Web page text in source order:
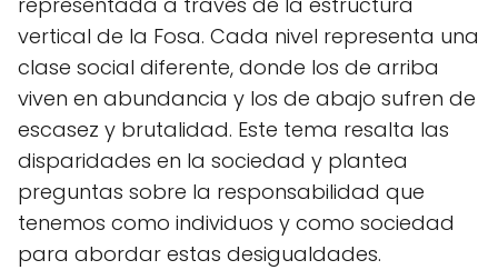
vertical de la Fosa. Cada nivel representa una
clase social diferente, donde los de arriba
viven en abundancia y los de abajo sufren de
escasez y brutalidad. Este tema resalta las
disparidades en la sociedad y plantea
preguntas sobre la responsabilidad que
tenemos como individuos y como sociedad
para abordar estas desigualdades.